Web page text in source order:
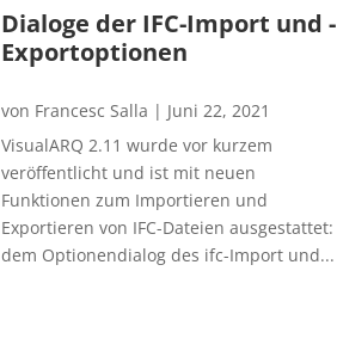
Dialoge der IFC-Import und -
Exportoptionen
von Francesc Salla | Juni 22, 2021
VisualARQ 2.11 wurde vor kurzem
veröffentlicht und ist mit neuen
Funktionen zum Importieren und
Exportieren von IFC-Dateien ausgestattet:
dem Optionendialog des ifc-Import und...